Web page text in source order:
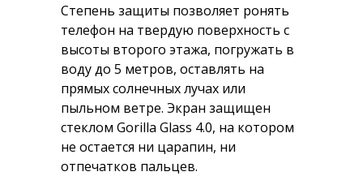
Степень защиты позволяет ронять
телефон на твердую поверхность с
высоты второго этажа, погружать в
воду до 5 метров, оставлять на
прямых солнечных лучах или
пыльном ветре. Экран защищен
стеклом Gorilla Glass 4.0, на котором
не остается ни царапин, ни
отпечатков пальцев.